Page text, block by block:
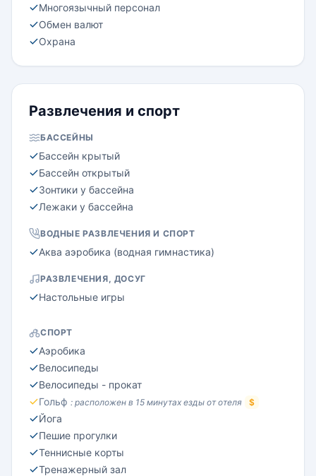
Многоязычный персонал
Обмен валют
Охрана
Развлечения и спорт
БАССЕЙНЫ
Бассейн крытый
Бассейн открытый
Зонтики у бассейна
Лежаки у бассейна
ВОДНЫЕ РАЗВЛЕЧЕНИЯ И СПОРТ
Аква аэробика (водная гимнастика)
РАЗВЛЕЧЕНИЯ, ДОСУГ
Настольные игры
СПОРТ
Аэробика
Велосипеды
Велосипеды - прокат
Гольф : расположен в 15 минутах езды от отеля $
Йога
Пешие прогулки
Теннисные корты
Тренажерный зал